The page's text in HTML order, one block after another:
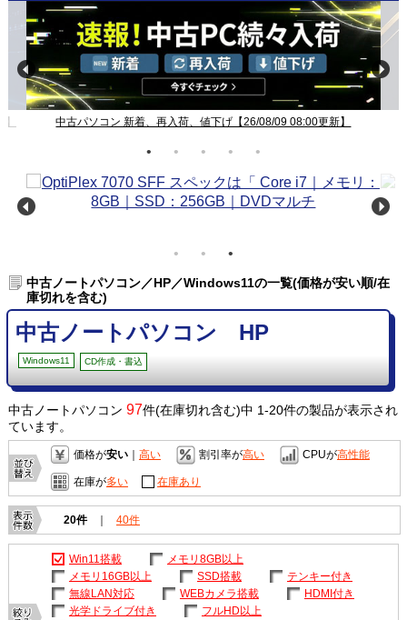
中古パソコン 新着、再入荷、値下げ【26/08/09 08:00更新】
中古ノートパソコン／HP／Windows11の一覧(価格が安い順/在
庫切れを含む)
中古ノートパソコン HP
Windows11 CD作成・書込
中古ノートパソコン 97件(在庫切れ含む)中 1-20件の製品が表示され
ています。
価格が安い｜ 高い 割引率が高い CPUが高性能
在庫が多い 在庫あり
20件 ｜ 40件
Win11搭載
メモリ8GB以上
メモリ16GB以上
SSD搭載
テンキー付き
無線LAN対応
WEBカメラ搭載
HDMI付き
光学ドライブ付き
フルHD以上